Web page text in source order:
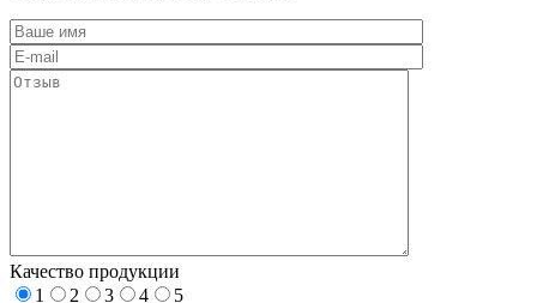
Качество продукции
1
2 3 4
5